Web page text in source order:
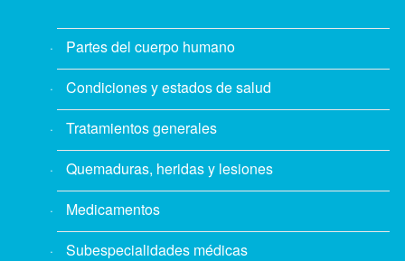
Partes del cuerpo humano
Condiciones y estados de salud
Tratamientos generales
Quemaduras, heridas y lesiones
Medicamentos
Subespecialidades médicas